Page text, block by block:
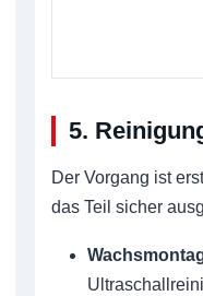
5.
Der Vorgang ist
das Teil sicher